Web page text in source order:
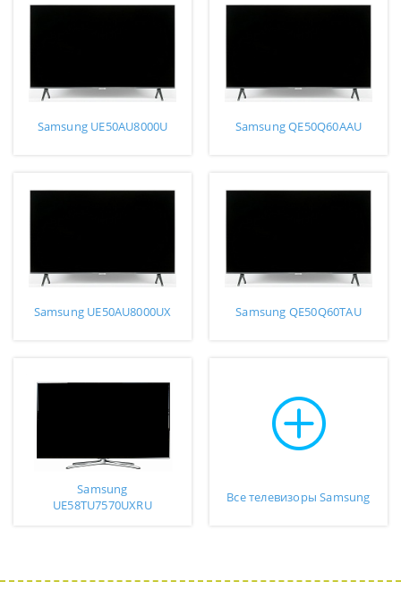
Samsung UE50AU8000U Samsung QE50Q60AAU
Samsung UE50AU8000UX Samsung QE50Q60TAU
Samsung
UE58TU7570UXRU
Все телевизоры Samsung